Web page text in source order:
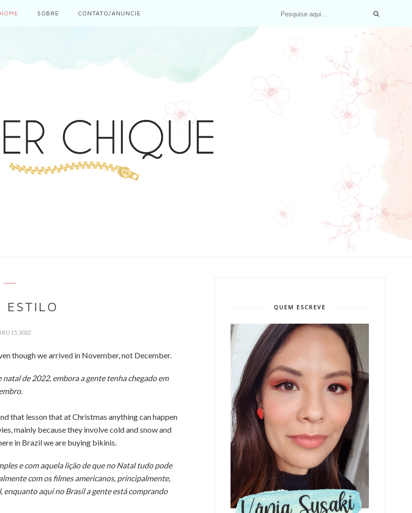
HOME SOBRE CONTATO/ANUNCIE
ESTILO
15, 2022
though we arrived in November, not December.
de 2022, embora a gente tenha chegado em
that lesson that at Christmas anything can happen
mainly because they involve cold and snow and
in Brazil we are buying bikinis.
e com aquela lição de que no Natal tudo pode
com os filmes americanos, principalmente,
aqui no Brasil a gente está comprando
QUEM ESCREVE